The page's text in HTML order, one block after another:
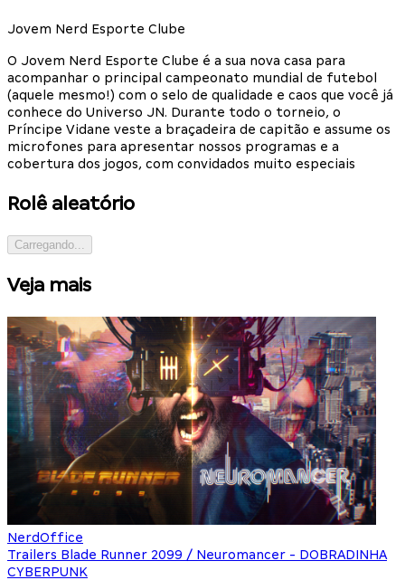
Jovem Nerd Esporte Clube
O Jovem Nerd Esporte Clube é a sua nova casa para
acompanhar o principal campeonato mundial de futebol
(aquele mesmo!) com o selo de qualidade e caos que você já
conhece do Universo JN. Durante todo o torneio, o
Príncipe Vidane veste a braçadeira de capitão e assume os
microfones para apresentar nossos programas e a
cobertura dos jogos, com convidados muito especiais
Rolê aleatório
Carregando...
Veja mais
NerdOffice
Trailers Blade Runner 2099 / Neuromancer - DOBRADINHA
CYBERPUNK